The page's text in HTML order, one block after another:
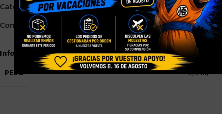
Categorías:Bandai,Otros Figuarts S. H. Figuarts
Compartir:
Información adicional
PESO
0,9 kg